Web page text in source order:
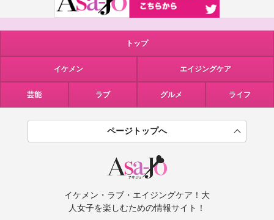
トップ
イケメン エイジングケア
芸能 ラブ グルメ ライフ
ページトップへ
イケメン・ラブ・エイジングケア！大
人女子を楽しむための情報サイト！